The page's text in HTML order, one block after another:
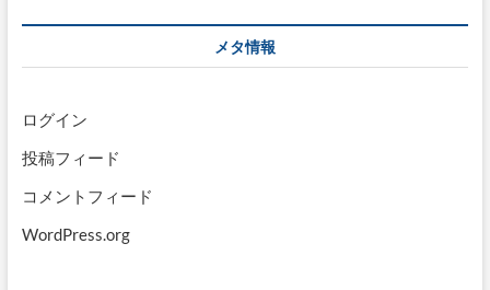
メタ情報
ログイン
投稿フィード
コメントフィード
WordPress.org